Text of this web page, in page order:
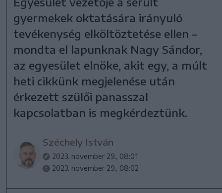
gyermekek oktatására irányuló
tevékenység elköltöztetése ellen –
mondta el lapunknak Nagy Sándor,
az egyesület elnöke, akit egy, a múlt
heti cikkünk megjelenése után
érkezett szülői panasszal
kapcsolatban is megkérdeztünk.
Széchely István
2023. november 29., 08:01
2023. november 29., 08:02